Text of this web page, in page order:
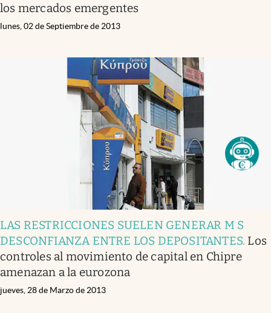
los mercados emergentes
lunes, 02 de Septiembre de 2013
LAS RESTRICCIONES SUELEN GENERAR M S
DESCONFIANZA ENTRE LOS DEPOSITANTES. Los
controles al movimiento de capital en Chipre
amenazan a la eurozona
jueves, 28 de Marzo de 2013